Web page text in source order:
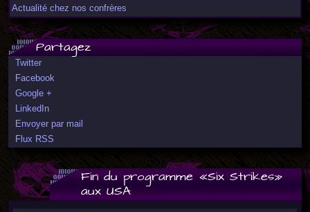
Actualité chez nos confrères
Partagez
Twitter
Facebook
Google +
LinkedIn
Envoyer par mail
Flux RSS
Fin du programme «Six Strikes»
aux USA